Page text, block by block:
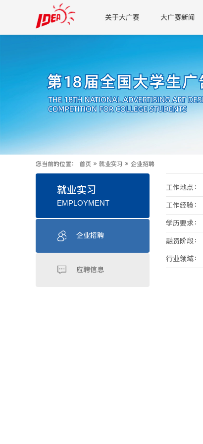
关于大广赛 大广赛新闻
您当前的位置： 首页 » 就业实习 » 企业招聘
就业实习
EMPLOYMENT
企业招聘
应聘信息
工作地点：
工作经验：
学历要求：
融资阶段：
行业领域：